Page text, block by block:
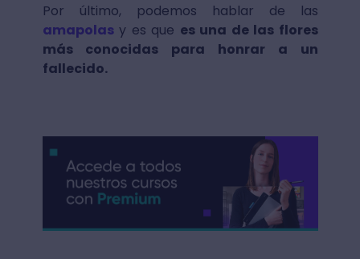
Por último, podemos hablar de las
amapolasy es que es una de las flores
más conocidas para honrar a un
fallecido.